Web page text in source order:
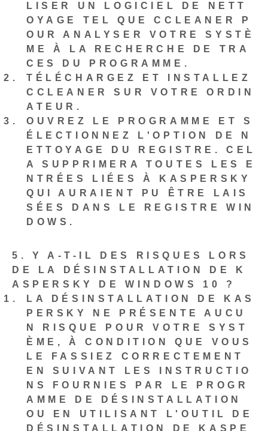
LISER UN LOGICIEL DE NETT
OYAGE TEL QUE CCLEANER P
OUR ANALYSER VOTRE SYSTÈ
ME À LA RECHERCHE DE TRA
CES DU PROGRAMME.
TÉLÉCHARGEZ ET INSTALLEZ
CCLEANER SUR VOTRE ORDIN
ATEUR.
OUVREZ LE PROGRAMME ET S
ÉLECTIONNEZ L'OPTION DE N
ETTOYAGE DU REGISTRE. CEL
A SUPPRIMERA TOUTES LES E
NTRÉES LIÉES À KASPERSKY
QUI AURAIENT PU ÊTRE LAIS
SÉES DANS LE REGISTRE WIN
DOWS.
5. Y A-T-IL DES RISQUES LORS
DE LA DÉSINSTALLATION DE K
ASPERSKY DE WINDOWS 10 ?
LA DÉSINSTALLATION DE KAS
PERSKY NE PRÉSENTE AUCU
N RISQUE POUR VOTRE SYST
ÈME, À CONDITION QUE VOUS
LE FASSIEZ CORRECTEMENT
EN SUIVANT LES INSTRUCTIO
NS FOURNIES PAR LE PROGR
AMME DE DÉSINSTALLATION
OU EN UTILISANT L'OUTIL DE
DÉSINSTALLATION DE KASPE